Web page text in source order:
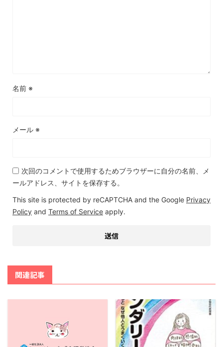
名前 ※
メール ※
次回のコメントで使用するためブラウザーに自分の名前、メ
ールアドレス、サイトを保存する。
This site is protected by reCAPTCHA and the Google Privacy
Policy and Terms of Service apply.
関連記事